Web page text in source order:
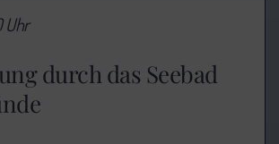
durch das Seebad
Uhr